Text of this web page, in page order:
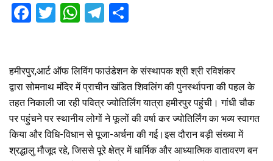
F
b
o
o
k
T
er
W
s
A
p
p
T
gr
a
m
e
हमीरपुर,आर्ट ऑफ लिविंग फाउंडेशन के संस्थापक श्री श्री रविशंकर
द्वारा सोमनाथ मंदिर में प्राचीन खंडित शिवलिंग की पुनर्स्थापना की पहल के
तहत निकाली जा रही पवित्र ज्योतिर्लिंग यात्रा हमीरपुर पहुंची। गांधी चौक
पर पहुंचने पर स्थानीय लोगों ने फूलों की वर्षा कर ज्योतिर्लिंग का भव्य स्वागत
किया और विधि-विधान से पूजा-अर्चना की गई।इस दौरान बड़ी संख्या में
श्रद्धालु मौजूद रहे, जिससे पूरे क्षेत्र में धार्मिक और आध्यात्मिक वातावरण बन